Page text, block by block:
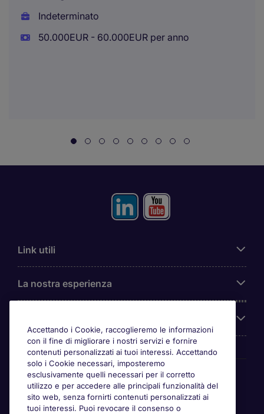
Indeterminato
50.000EUR - 60.000EUR per anno
Link utili
La nostra esperienza
Awards
Accettando i Cookie, raccoglieremo le informazioni
con il fine di migliorare i nostri servizi e fornire
contenuti personalizzati ai tuoi interessi. Accettando
solo i Cookie necessari, imposteremo
esclusivamente quelli necessari per il corretto
utilizzo e per accedere alle principali funzionalità del
sito web, senza fornirti contenuti personalizzati ai
tuoi interessi. Puoi revocare il consenso o